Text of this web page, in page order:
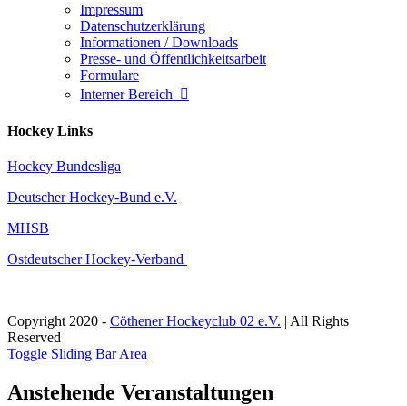
Impressum
Datenschutzerklärung
Informationen / Downloads
Presse- und Öffentlichkeitsarbeit
Formulare
Interner Bereich

Hockey Links
Hockey Bundesliga
Deutscher Hockey-Bund e.V.
MHSB
Ostdeutscher Hockey-Verband
Copyright 2020 - Cöthener Hockeyclub 02 e.V. | All Rights
Reserved
Toggle Sliding Bar Area
Anstehende Veranstaltungen